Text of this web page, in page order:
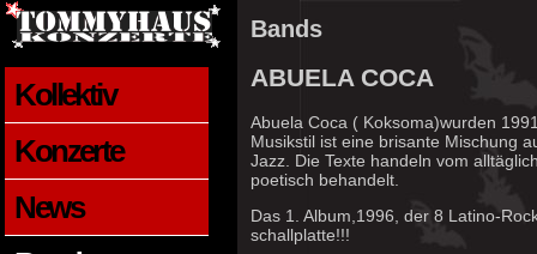
Kollektiv
Konzerte
News
Bands
ABUELA COCA
Abuela Coca ( Koksoma)wurden
Musikstil ist eine brisante Mischung
Jazz. Die Texte handeln vom
poetisch behandelt.
Das 1. Album,1996, der 8 Latino-
schallplatte!!!